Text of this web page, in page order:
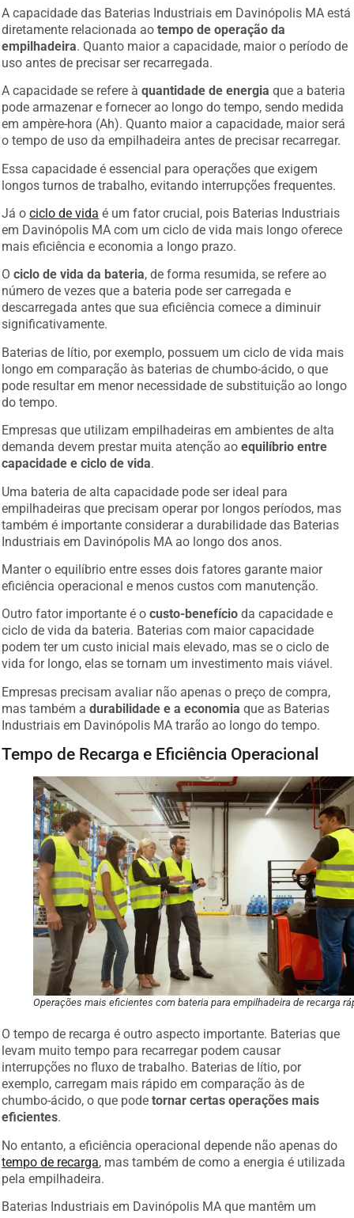
A capacidade das Baterias Industriais em Davinópolis MA está
diretamente relacionada aotempo de operação da
empilhadeira . Quanto maior a capacidade, maior o período de
uso antes de precisar ser recarregada.
A capacidade se refere àquantidade de energia que a bateria
pode armazenar e fornecer ao longo do tempo, sendo medida
em ampère-hora (Ah). Quanto maior a capacidade, maior será
o tempo de uso da empilhadeira antes de precisar recarregar.
Essa capacidade é essencial para operações que exigem
longos turnos de trabalho, evitando interrupções frequentes.
Já ociclo de vida é um fator crucial, pois Baterias Industriais
em Davinópolis MA com um ciclo de vida mais longo oferece
mais eficiência e economia a longo prazo.
Ociclo de vida da bateria , de forma resumida, se refere ao
número de vezes que a bateria pode ser carregada e
descarregada antes que sua eficiência comece a diminuir
significativamente.
Baterias de lítio, por exemplo, possuem um ciclo de vida mais
longo em comparação às baterias de chumbo-ácido, o que
pode resultar em menor necessidade de substituição ao longo
do tempo.
Empresas que utilizam empilhadeiras em ambientes de alta
demanda devem prestar muita atenção aoequilíbrio entre
capacidade e ciclo de vida
Uma bateria de alta capacidade pode ser ideal para
empilhadeiras que precisam operar por longos períodos, mas
também é importante considerar a durabilidade das Baterias
Industriais em Davinópolis MA ao longo dos anos.
Manter o equilíbrio entre esses dois fatores garante maior
eficiência operacional e menos custos com manutenção.
Outro fator importante é ocusto-benefício da capacidade e
ciclo de vida da bateria. Baterias com maior capacidade
podem ter um custo inicial mais elevado, mas se o ciclo de
vida for longo, elas se tornam um investimento mais viável.
Empresas precisam avaliar não apenas o preço de compra,
mas também adurabilidade e a economia que as Baterias
Industriais em Davinópolis MA trarão ao longo do tempo.
Tempo de Recarga e Eficiência Operacional
Operações mais eficientes com bateria para empilhadeira de recarga
O tempo de recarga é outro aspecto importante. Baterias que
levam muito tempo para recarregar podem causar
interrupções no fluxo de trabalho. Baterias de lítio, por
exemplo, carregam mais rápido em comparação às de
chumbo-ácido, o que podetornar certas operações mais
eficientes
No entanto, a eficiência operacional depende não apenas do
tempo de recarga , mas também de como a energia é utilizada
pela empilhadeira.
Baterias Industriais em Davinópolis MA que mantêm um